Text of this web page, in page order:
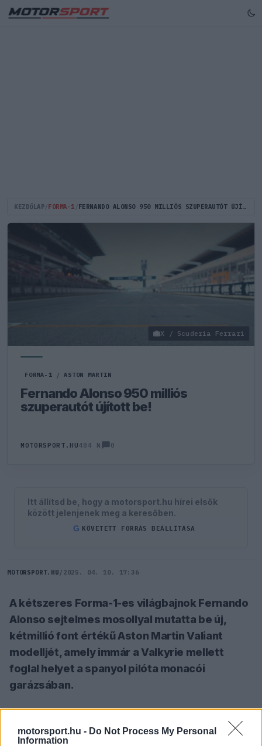
motorsport.hu - Do Not Process My Personal
Information
KEZDŐLAP FORMA-1 FERNANDO ALONSO 950 MILLIÓS SZUPERAUTÓT ÚJÍTOTT BE!
X / Scuderia Ferrari
FORMA-1 / ASTON MARTIN
Fernando Alonso 950 milliós
szuperautót újított be!
MOTORSPORT.HU484 N 0
Itt állítsd be, hogy a motorsport.hu hírei elsők
között jelenjenek meg a keresőben.
G KÖVETETT FORRÁS BEÁLLÍTÁSA
MOTORSPORT.HU / 2025. 04. 10. 17:36
A kétszeres Forma-1-es világbajnok Fernando
Alonso sejtelmes mosollyal mutatta be új,
kétmillió font értékű Aston Martin Valiant
modelljét, amely immár a Valkyrie mellett
foglal helyet a spanyol pilóta monacói
garázsában.